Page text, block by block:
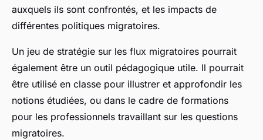
auxquels ils sont confrontés, et les impacts de
différentes politiques migratoires.
Un jeu de stratégie sur les flux migratoires pourrait
également être un outil pédagogique utile. Il pourrait
être utilisé en classe pour illustrer et approfondir les
notions étudiées, ou dans le cadre de formations
pour les professionnels travaillant sur les questions
migratoires.